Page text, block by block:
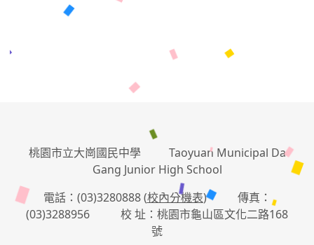
桃園市立大崗國民中學 Taoyuan Municipal Da
Gang Junior High School
電話：(03)3280888 (校內分機表) 傳真：
(03)3288956 校 址：桃園市龜山區文化二路168
號